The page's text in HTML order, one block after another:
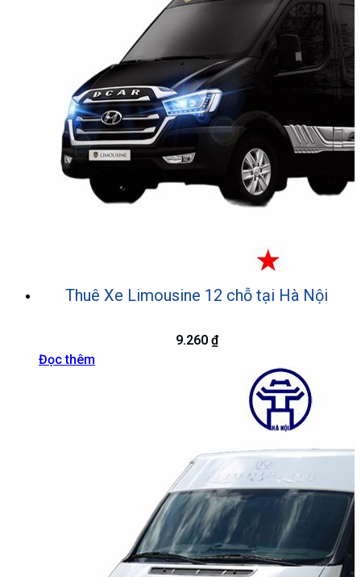
Thuê Xe Limousine 12 chỗ tại Hà Nội
9.260 ₫
Đọc thêm